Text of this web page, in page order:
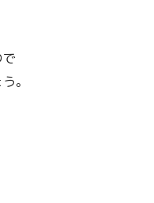
で
。